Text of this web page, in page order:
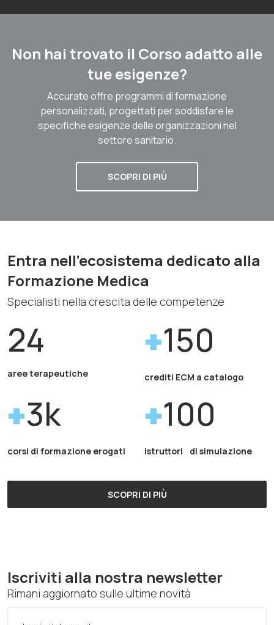
Non hai trovato il Corso adatto alle
tue esigenze?
Accurate offre programmi di formazione
personalizzati, progettati per soddisfare le
specifiche esigenze delle organizzazioni nel
settore sanitario.
SCOPRI DI PIÙ
Entra nell'ecosistema dedicato alla
Formazione Medica
Specialisti nella crescita delle competenze
24
aree terapeutiche
150
crediti ECM a catalogo
3k
corsi di formazione erogati
100
istruttori di simulazione
SCOPRI DI PIÙ
Iscriviti alla nostra newsletter
Rimani aggiornato sulle ultime novità